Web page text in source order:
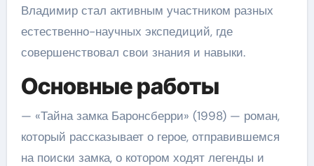
Владимир стал активным участником разных
естественно-научных экспедиций, где
совершенствовал свои знания и навыки.
Основные работы
— «Тайна замка Баронсберри» (1998) — роман,
который рассказывает о герое, отправившемся
на поиски замка, о котором ходят легенды и